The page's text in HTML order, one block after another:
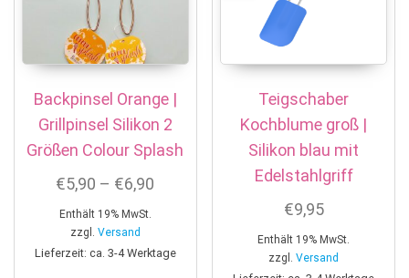
Backpinsel Orange |
Grillpinsel Silikon 2
Größen Colour Splash
€5,90 – €6,90 Preisspanne: €5,90 bis €6,90
Enthält 19% MwSt.
zzgl. Versand
Lieferzeit: ca. 3-4 Werktage
Teigschaber
Kochblume groß |
Silikon blau mit
Edelstahlgriff
€9,95
Enthält 19% MwSt.
zzgl.Versand